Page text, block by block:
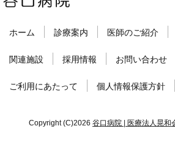
ホーム 診療案内 医師のご紹介
関連施設 採用情報 お問い合わせ
ご利用にあたって 個人情報保護方針
Copyright (C)2026 谷口病院 | 医療法人晃和